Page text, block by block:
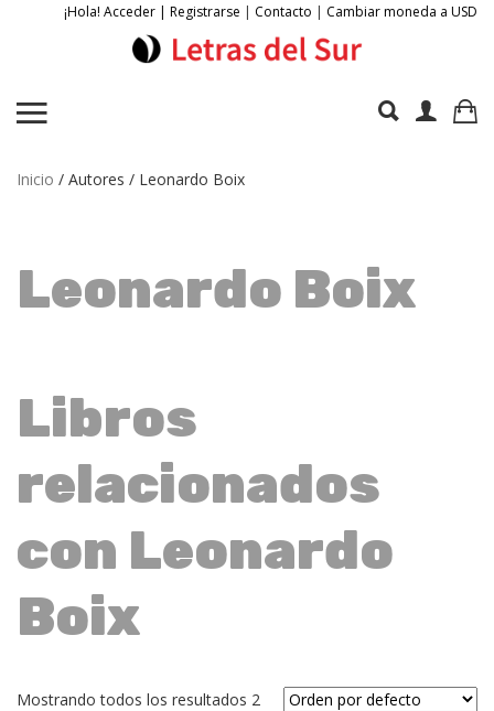
¡Hola! Acceder | Registrarse | Contacto | Cambiar moneda a USD
Inicio / Autores / Leonardo Boix
Leonardo Boix
Libros
relacionados
con Leonardo
Boix
Mostrando todos los resultados 2